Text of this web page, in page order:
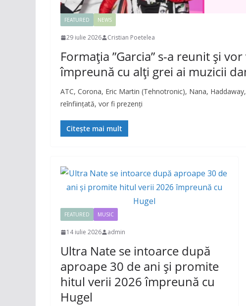
FEATURED NEWS
29 iulie 2026 Cristian Poetelea
Formația ”Garcia” s-a reunit și
împreună cu alți grei ai muzicii
ATC, Corona, Eric Martin (Tehnotronic), Nana,
reînființată, vor fi prezenți
Citește mai mult
FEATURED MUSIC
14 iulie 2026 admin
Ultra Nate se intoarce după
aproape 30 de ani și promite
hitul verii 2026 împreună cu
Hugel